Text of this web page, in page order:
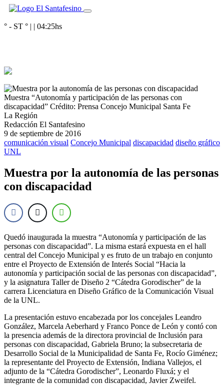
° - ST ° | | 04:25hs
Muestra “Autonomía y participación de las personas con
discapacidad” Crédito: Prensa Concejo Municipal Santa Fe
La Región
Redacción El Santafesino
9 de septiembre de 2016
comunicación visual Concejo Municipal discapacidad diseño gráfico
UNL
Muestra por la autonomía de las personas
con discapacidad
Quedó inaugurada la muestra “Autonomía y participación de las
personas con discapacidad”. La misma estará expuesta en el hall
central del Concejo Municipal y es fruto de un trabajo en conjunto
entre el Proyecto de Extensión de Interés Social “Hacia la
autonomía y participación social de las personas con discapacidad”,
y la asignatura Taller de Diseño 2 “Cátedra Gorodischer” de la
carrera Licenciatura en Diseño Gráfico de la Comunicación Visual
de la UNL.
La presentación estuvo encabezada por los concejales Leandro
González, Marcela Aeberhard y Franco Ponce de León y contó con
la presencia además de la directora provincial de Inclusión para
personas con discapacidad, Gabriela Bruno; la subsecretaria de
Desarrollo Social de la Municipalidad de Santa Fe, Rocío Giménez;
la representante del Proyecto de Extensión, Indiana Vallejos, el
adjunto de la “Cátedra Gorodischer”, Leonardo Fluxá; y el
integrante de la comunidad con discapacidad, Javier Zweifel.